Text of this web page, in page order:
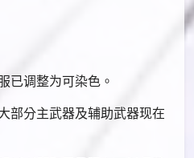
已调整为可染色。
部分主武器及辅助武器现在